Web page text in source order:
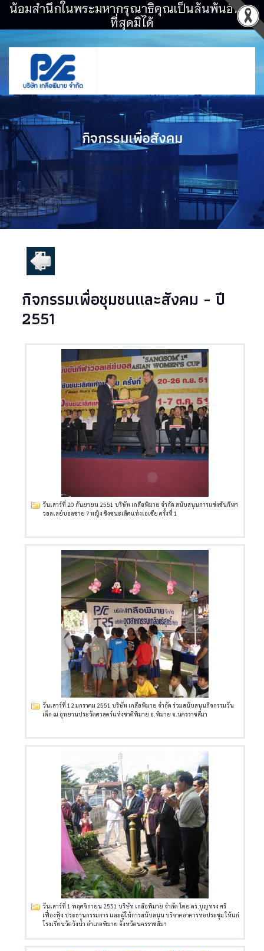
น้อมสำนึกในพระมหากรุณาธิคุณเป็นล้นพ้นอันหา
ที่สุดมิได้
กิจกรรมเพื่อสังคม
สิ่งดีๆ ที่เกลือพิมายสร้างสรรค์เพื่อสังคม
กิจกรรมเพื่อชุมชนและสังคม - ปี
2551
วันเสาร์ที่ 20 กันยายน 2551 บริษัท เกลือพิมาย จำกัด สนับสนุนการแข่งขันกีฬา
วอลเลย์บอลชาย ? หญิง ชิงชนะเลิศแห่งเอเชีย ครั้งที่ 1
วันเสาร์ที่ 12 มกราคม 2551 บริษัท เกลือพิมาย จำกัด ร่วมสนับสนุนกิจกรรมวัน
เด็ก ณ อุทยานประวัตศาสตร์แห่งชาติพิมาย อ.พิมาย จ.นครราชสีมา
วันเสาร์ที่ 1 พฤศจิกายน 2551 บริษัท เกลือพิมาย จำกัด โดย ดร.บุญทรง ศรี
เฟื่องฟุ้ง ประธานกรรมการ และผู้ให้การสนับสนุน บริจาคอาคารหอประชุม ให้แก่
โรงเรียนวัดวังน้ำ อำเภอพิมาย จังหวัดนครราชสีมา